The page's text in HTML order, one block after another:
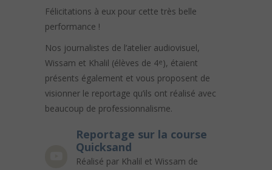
Félicitations à eux pour cette très belle
performance !
Nos journalistes de l’atelier audiovisuel,
Wissam et Khalil (élèves de 4e), étaient
présents également et vous proposent de
visionner le reportage qu’ils ont réalisé avec
beaucoup de professionnalisme.
Reportage sur la course
Quicksand
Réalisé par Khalil et Wissam de